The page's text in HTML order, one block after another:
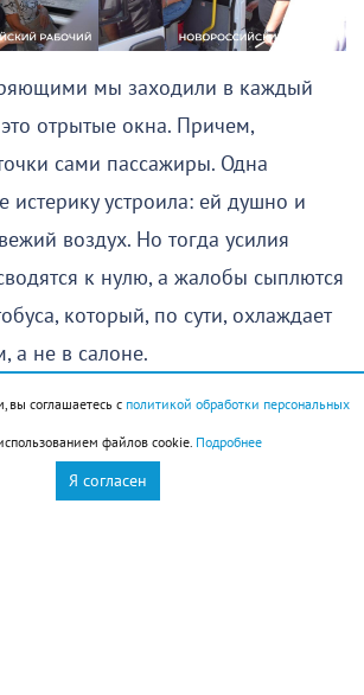
мы заходили в каждый
отрытые окна. Причем,
сами пассажиры. Одна
истерику устроила: ей душно и
воздух. Но тогда усилия
к нулю, а жалобы сыплются
который, по сути, охлаждает
а не в салоне.
окно в маршрутке все же
успокоилась и автобус
вы соглашаетесь с политикой обработки персональных
файлов cookie. Подробнее
Я согласен